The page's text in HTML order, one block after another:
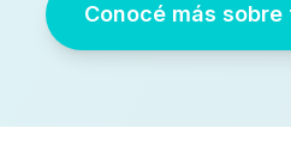
Conocé más